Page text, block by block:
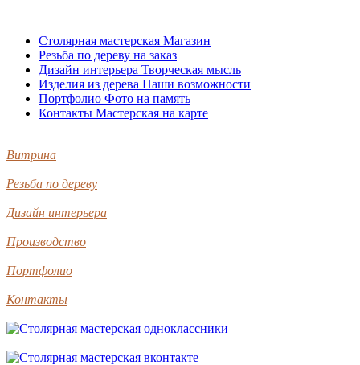
Столярная мастерская Магазин
Резьба по дереву на заказ
Дизайн интерьера Творческая мысль
Изделия из дерева Наши возможности
Портфолио Фото на память
Контакты Мастерская на карте
Витрина
Резьба по дереву
Дизайн интерьера
Производство
Портфолио
Контакты